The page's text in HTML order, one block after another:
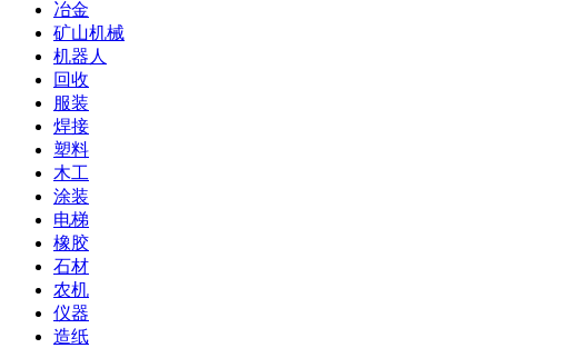
冶金
矿山机械
机器人
回收
服装
焊接
塑料
木工
涂装
电梯
橡胶
石材
农机
仪器
造纸